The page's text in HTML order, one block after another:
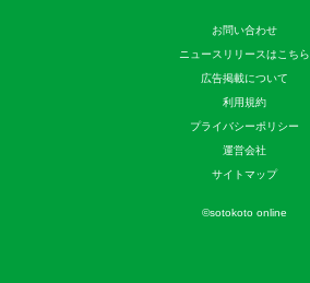
お問い合わせ
ニュースリリースはこちら
広告掲載について
利用規約
プライバシーポリシー
運営会社
サイトマップ
©sotokoto online